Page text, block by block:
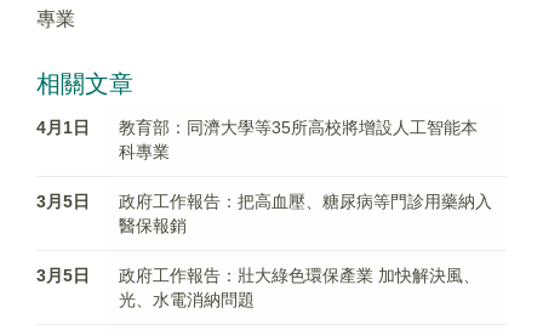
專業
相關文章
4月1日
教育部：同濟大學等35所高校將增設人工智能本
科專業
3月5日
政府工作報告：把高血壓、糖尿病等門診用藥納入
醫保報銷
3月5日
政府工作報告：壯大綠色環保產業 加快解決風、
光、水電消納問題